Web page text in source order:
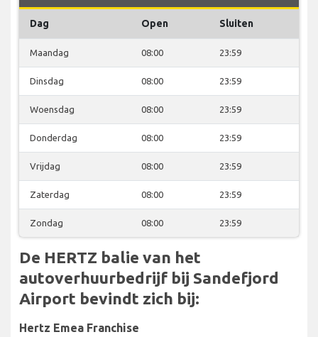
Dag Open Sluiten
Maandag 08:00 23:59
Dinsdag 08:00 23:59
Woensdag 08:00 23:59
Donderdag 08:00 23:59
Vrijdag 08:00 23:59
Zaterdag 08:00 23:59
Zondag 08:00 23:59
De HERTZ balie van het
autoverhuurbedrijf bij Sandefjord
Airport bevindt zich bij:
Hertz Emea Franchise